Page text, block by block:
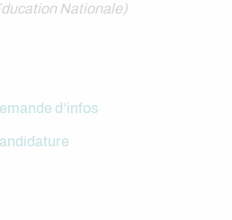
Nationale)
d’infos